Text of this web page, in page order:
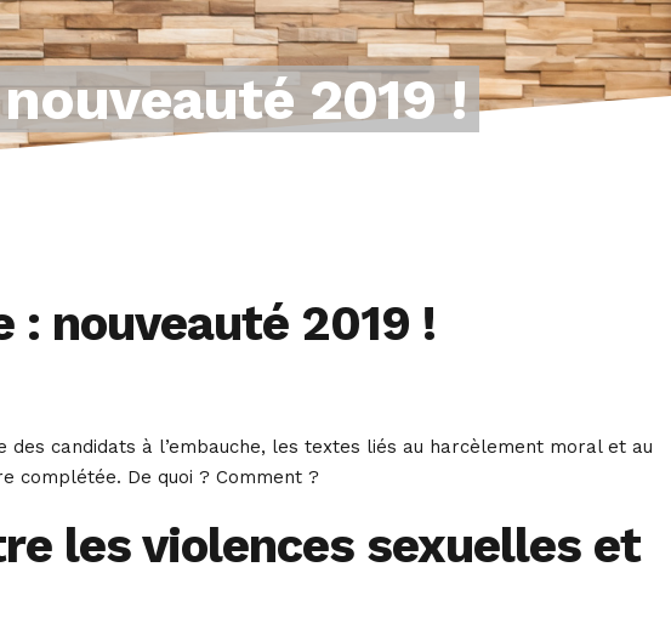
2019 !
: nouveauté 2019 !
candidats à l’embauche, les textes liés au harcèlement moral et au
complétée. De quoi ? Comment ?
les violences sexuelles et